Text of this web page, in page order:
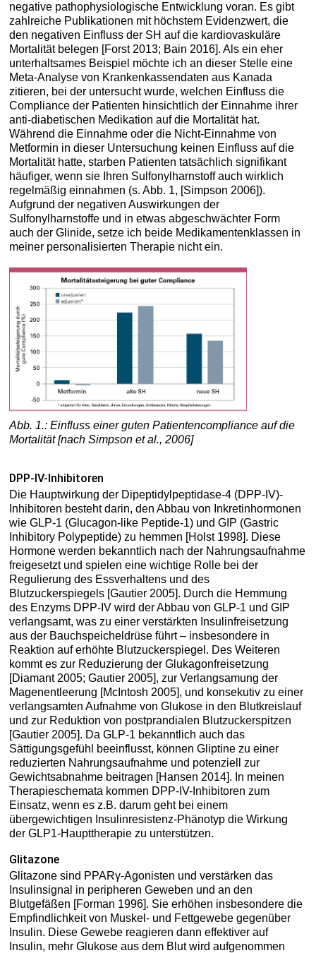
negative pathophysiologische Entwicklung voran. Es gibt
zahlreiche Publikationen mit höchstem Evidenzwert, die
den negativen Einfluss der SH auf die kardiovaskuläre
Mortalität belegen [Forst 2013; Bain 2016]. Als ein eher
unterhaltsames Beispiel möchte ich an dieser Stelle eine
Meta-Analyse von Krankenkassendaten aus Kanada
zitieren, bei der untersucht wurde, welchen Einfluss die
Compliance der Patienten hinsichtlich der Einnahme ihrer
anti-diabetischen Medikation auf die Mortalität hat.
Während die Einnahme oder die Nicht-Einnahme von
Metformin in dieser Untersuchung keinen Einfluss auf die
Mortalität hatte, starben Patienten tatsächlich signifikant
häufiger, wenn sie Ihren Sulfonylharnstoff auch wirklich
regelmäßig einnahmen (s. Abb. 1, [Simpson 2006]).
Aufgrund der negativen Auswirkungen der
Sulfonylharnstoffe und in etwas abgeschwächter Form
auch der Glinide, setze ich beide Medikamentenklassen in
meiner personalisierten Therapie nicht ein.
Abb. 1.: Einfluss einer guten Patientencompliance auf die
Mortalität [nach Simpson et al., 2006]
DPP-IV-Inhibitoren
Die Hauptwirkung der Dipeptidylpeptidase-4 (DPP-IV)-
Inhibitoren besteht darin, den Abbau von Inkretinhormonen
wie GLP-1 (Glucagon-like Peptide-1) und GIP (Gastric
Inhibitory Polypeptide) zu hemmen [Holst 1998]. Diese
Hormone werden bekanntlich nach der Nahrungsaufnahme
freigesetzt und spielen eine wichtige Rolle bei der
Regulierung des Essverhaltens und des
Blutzuckerspiegels [Gautier 2005]. Durch die Hemmung
des Enzyms DPP-IV wird der Abbau von GLP-1 und GIP
verlangsamt, was zu einer verstärkten Insulinfreisetzung
aus der Bauchspeicheldrüse führt – insbesondere in
Reaktion auf erhöhte Blutzuckerspiegel. Des Weiteren
kommt es zur Reduzierung der Glukagonfreisetzung
[Diamant 2005; Gautier 2005], zur Verlangsamung der
Magenentleerung [McIntosh 2005], und konsekutiv zu einer
verlangsamten Aufnahme von Glukose in den Blutkreislauf
und zur Reduktion von postprandialen Blutzuckerspitzen
[Gautier 2005]. Da GLP-1 bekanntlich auch das
Sättigungsgefühl beeinflusst, können Gliptine zu einer
reduzierten Nahrungsaufnahme und potenziell zur
Gewichtsabnahme beitragen [Hansen 2014]. In meinen
Therapieschemata kommen DPP-IV-Inhibitoren zum
Einsatz, wenn es z.B. darum geht bei einem
übergewichtigen Insulinresistenz-Phänotyp die Wirkung
der GLP1-Haupttherapie zu unterstützen.
Glitazone
Glitazone sind PPARγ-Agonisten und verstärken das
Insulinsignal in peripheren Geweben und an den
Blutgefäßen [Forman 1996]. Sie erhöhen insbesondere die
Empfindlichkeit von Muskel- und Fettgewebe gegenüber
Insulin. Diese Gewebe reagieren dann effektiver auf
Insulin, mehr Glukose aus dem Blut wird aufgenommen